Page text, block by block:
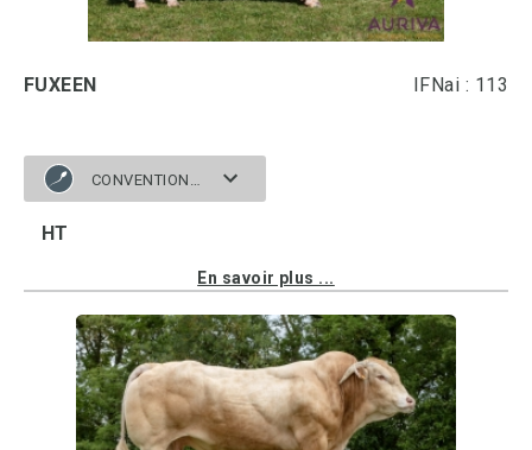
FUXEEN IFNai : 113
CONVENTIONNELLE
HT
En savoir plus ...